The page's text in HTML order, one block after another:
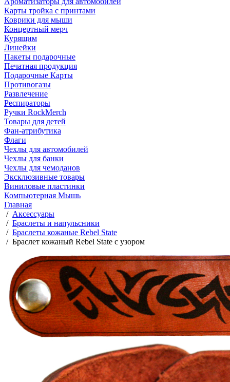
Карты тройка с принтами
Коврики для мыши
Концертный мерч
Курящим
Линейки
Пакеты подарочные
Печатная продукция
Подарочные Карты
Противогазы
Развлечение
Респираторы
Ручки RockMerch
Товары для детей
Фан-атрибутика
Флаги
Чехлы для автомобилей
Чехлы для банки
Чехлы для чемоданов
Эксклюзивные товары
Виниловые пластинки
Компьютерная Мышь
Главная
/ Аксессуары
/ Браслеты и напульсники
/ Браслеты кожаные Rebel State
/ Браслет кожаный Rebel State с узором